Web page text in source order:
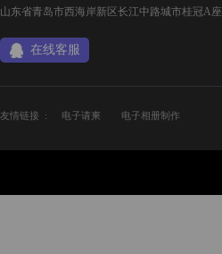
山东省青岛市西海岸新区长江中路城市桂冠A座
在线客服
友情链接 : 电子请柬 电子相册制作